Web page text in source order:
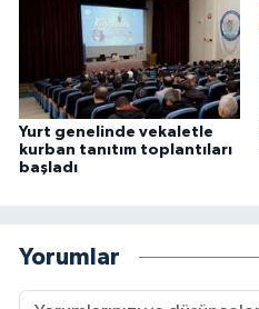
Yurt genelinde vekaletle
kurban tanıtım toplantıları
başladı
Yorumlar
Rize Müftülüğü
Sakarya Müftülüğü
Samsun Müftülüğü
Sivas Müftülüğü